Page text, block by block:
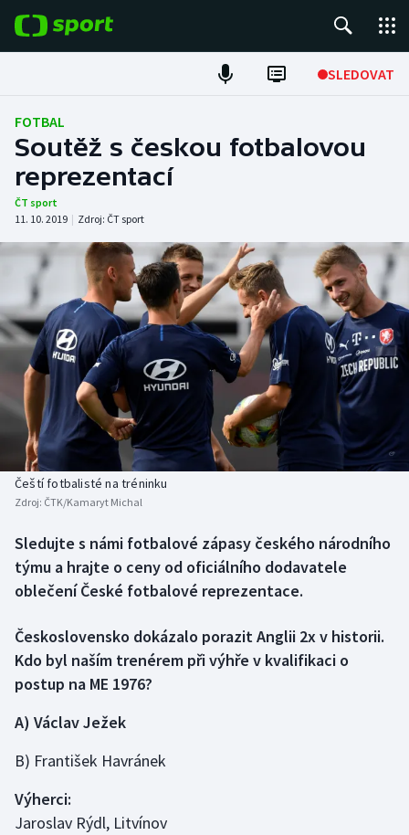
SLEDOVAT
Fotbal
Hokej
Tenis
Atletika
Cyklistika
DALŠÍ SPORTY
Americký fotbal
Baseball a softbal
Basketbal
Biatlon
Boby a skeleton
Box
Curling
Dostihy
Florbal
Golf
NEPŘEHLÉDNĚTE
Soutěže
Historické návraty
Aplikace ČT sport
AZ kvíz
FOTBAL
Soutěž s českou fotbalovou
reprezentací
ČT sport
11. 10. 2019 | Zdroj: ČT sport
Čeští fotbalisté na tréninku
Zdroj: ČTK/Kamaryt Michal
Sledujte s námi fotbalové zápasy českého národního
týmu a hrajte o ceny od oficiálního dodavatele
oblečení České fotbalové reprezentace.
Československo dokázalo porazit Anglii 2x v historii.
Kdo byl naším trenérem při výhře v kvalifikaci o
postup na ME 1976?
A) Václav Ježek
B) František Havránek
Výherci:
Jaroslav Rýdl, Litvínov